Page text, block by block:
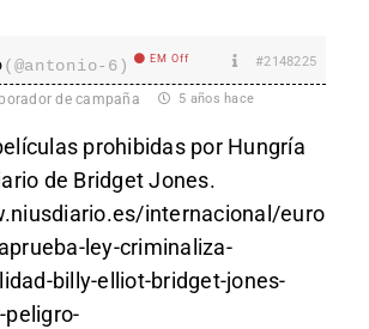
(@antonio-6) EM Off #2148225
de campaña 5 años hace
prohibidas por Hungría
de Bridget Jones.
internacional/euro
ley-criminaliza-
billy-elliot-bridget-jones-
peligro-